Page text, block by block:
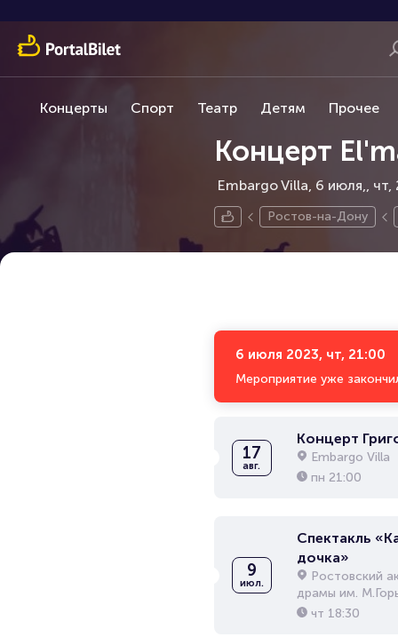
Концерты Спорт Театр Детям Прочее
Концерт
Embargo Villa, 6 июля, чт,
Ростов-на-Дону
6 июля 2023, чт, 21:00
Мероприятие уже
17
авг.
Концерт
Embargo Villa
пн 21:00
9
июл.
Спектакль
дочка»
Ростовский
драмы им.
чт 18:30